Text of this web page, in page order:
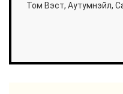
Том Вэст, Аутумнэйл,